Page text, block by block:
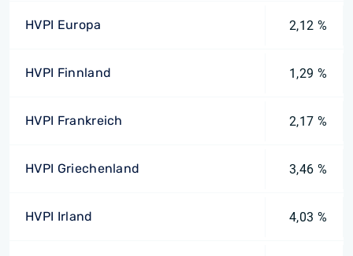
HVPI Europa 2,12 %
HVPI Finnland 1,29 %
HVPI Frankreich 2,17 %
HVPI Griechenland 3,46 %
HVPI Irland 4,03 %